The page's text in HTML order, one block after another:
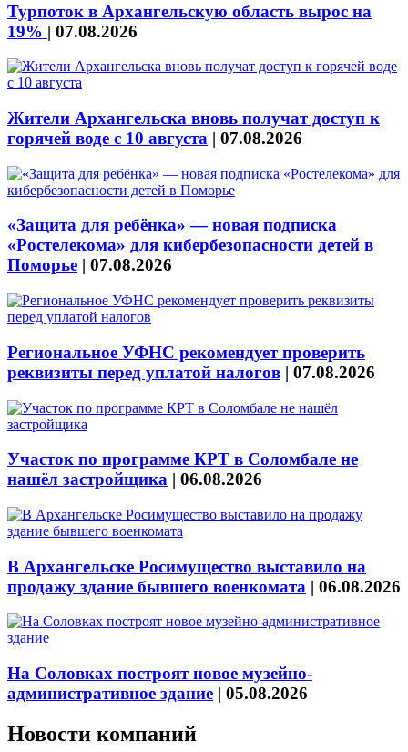
Турпоток в Архангельскую область вырос на
19% | 07.08.2026
Жители Архангельска вновь получат доступ к
горячей воде с 10 августа | 07.08.2026
«Защита для ребёнка» — новая подписка
«Ростелекома» для кибербезопасности детей в
Поморье | 07.08.2026
Региональное УФНС рекомендует проверить
реквизиты перед уплатой налогов | 07.08.2026
Участок по программе КРТ в Соломбале не
нашёл застройщика | 06.08.2026
В Архангельске Росимущество выставило на
продажу здание бывшего военкомата | 06.08.2026
На Соловках построят новое музейно-
административное здание | 05.08.2026
Новости компаний